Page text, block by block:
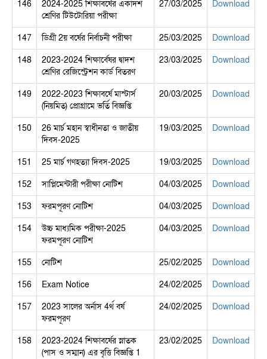
146
2024-2025 শিক্ষাবর্ষের একাদশ
শ্রেণির টিউটোরিয়া পরীক্ষা
27/03/2025 Download
147 ডিগ্রী 2য় বর্ষের নির্বাচনী পরীক্ষা 25/03/2025
Download
148
2023-2024 শিক্ষার্বেষর দ্বাদশ
শ্রেণির রেজিস্ট্রেশন কার্ড বিতরণ
23/03/2025 Download
149
2022-2023 শিক্ষাবর্ষে মাস্টার্স
(নিয়মিত) প্রোগ্রামে ভর্তি বিজ্ঞপ্তি
20/03/2025 Download
150
26 মার্চ মহান স্বাধীনতা ও জাতীয়
দিবস-2025
19/03/2025 Download
151 25 মার্চ গণহত্যা দিবস-2025 19/03/2025
Download
152
সাপ্লিমেন্টারী পরীক্ষা নোটিশ 04/03/2025
Download
153
ফরমপূরণ নোটিশ 04/03/2025
Download
154
উচ্চ মাধ্যমিক পরীক্ষা-2025
ফরমপূরণ নোটিশ
04/03/2025 Download
155 নোটিশ 25/02/2025
Download
156
Exam Notice 24/02/2025
Download
157
2023 সালের অর্নাস 4র্থ বর্ষ
ফরমপূরণ
24/02/2025 Download
158
2023-2024 শিক্ষাবর্ষের স্নাতক
(পাস ও সম্মান) এর বৃত্তি বিজ্ঞপ্তি 1
23/02/2025 Download